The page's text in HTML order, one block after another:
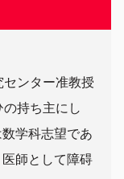
センター准教授
の持ち主にし
学科志望であ
医師として障碍